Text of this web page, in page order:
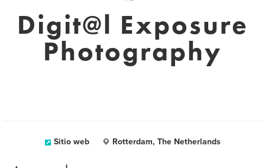
Digit@l Exposure
Photography
Sitio web Rotterdam, The Netherlands